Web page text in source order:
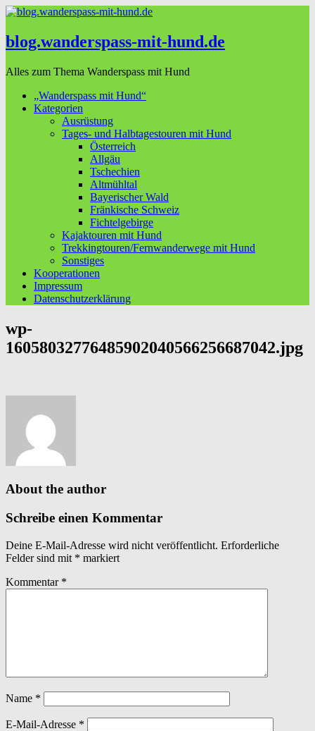
blog.wanderspass-mit-hund.de
Alles zum Thema Wanderspass mit Hund
„Wanderspass mit Hund“
Kategorien
Ausrüstung
Tages- und Halbtagestouren mit Hund
Österreich
Allgäu
Tschechien
Altmühltal
Bayerischer Wald
Fränkische Schweiz
Fichtelgebirge
Kajaktouren mit Hund
Trekkingtouren/Fernwanderwege mit Hund
Sonstiges
Kooperationen
Impressum
Datenschutzerklärung
wp-
16058032776485902040566256687042.jpg
About the author
Schreibe einen Kommentar
Deine E-Mail-Adresse wird nicht veröffentlicht. Erforderliche
Felder sind mit * markiert
Kommentar *
Name *
E-Mail-Adresse *